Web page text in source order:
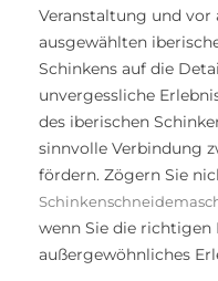
Veranstaltung und vor
ausgewählten
Schinkens auf die
unvergessliche
des iberischen
sinnvolle Verbindung
fördern. Zögern Sie
wenn Sie die richtigen
außergewöhnliches